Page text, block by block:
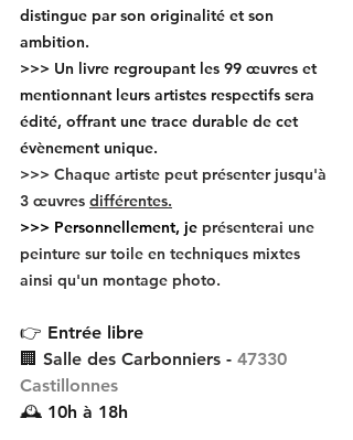
distingue par son originalité et son
ambition.
>>> Un livre regroupant les 99 œuvres et
mentionnant leurs artistes respectifs sera
édité, offrant une trace durable de cet
évènement unique.
>>> Chaque artiste peut présenter jusqu'à
3 œuvres différentes.
>>> Personnellement, je présenterai une
peinture sur toile en techniques mixtes
ainsi qu'un montage photo.
👉 Entrée libre
🏢 Salle des Carbonniers - 47330
Castillonnes
🕰️ 10h à 18h